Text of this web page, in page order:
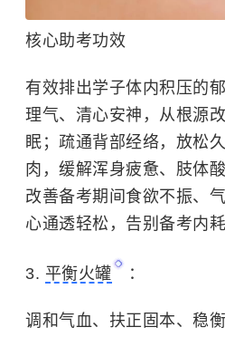
核心助考功效
有效排出学子体内积压的
理气、清心安神，从根源
眠；疏通背部经络，放松
肉，缓解浑身疲惫、肢体
改善备考期间食欲不振、
心通透轻松，告别备考内耗
3. 平衡火罐 ：
调和气血、扶正固本、稳